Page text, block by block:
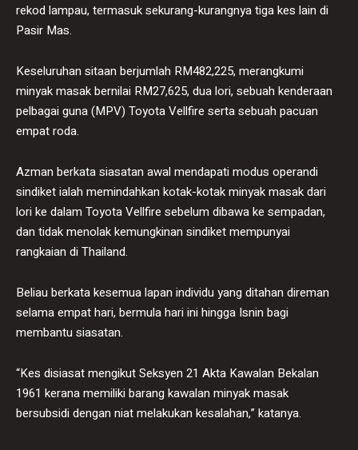
rekod lampau, termasuk sekurang-kurangnya tiga kes lain di
Pasir Mas.
Keseluruhan sitaan berjumlah RM482,225, merangkumi
minyak masak bernilai RM27,625, dua lori, sebuah kenderaan
pelbagai guna (MPV) Toyota Vellfire serta sebuah pacuan
empat roda.
Azman berkata siasatan awal mendapati modus operandi
sindiket ialah memindahkan kotak-kotak minyak masak dari
lori ke dalam Toyota Vellfire sebelum dibawa ke sempadan,
dan tidak menolak kemungkinan sindiket mempunyai
rangkaian di Thailand.
Beliau berkata kesemua lapan individu yang ditahan direman
selama empat hari, bermula hari ini hingga Isnin bagi
membantu siasatan.
“Kes disiasat mengikut Seksyen 21 Akta Kawalan Bekalan
1961 kerana memiliki barang kawalan minyak masak
bersubsidi dengan niat melakukan kesalahan,” katanya.